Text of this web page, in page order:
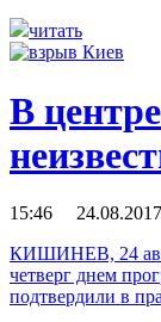
читать
В
15:46 24.08.2017
КИШИНЕВ, 24 авг
четверг днем
подтвердили в